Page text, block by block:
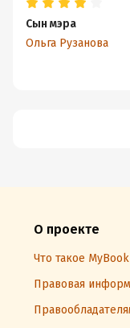
Сын мэра
Ольга Рузанова
О проекте
Что такое MyBook
Правовая